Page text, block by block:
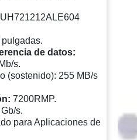
pulgadas.
de datos:
s.
(sostenido): 255 MB/s
7200RMP.
s.
para Aplicaciones de